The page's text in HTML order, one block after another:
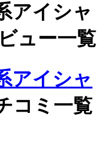
アイシャ
ュー一覧
アイシャ
コミ一覧